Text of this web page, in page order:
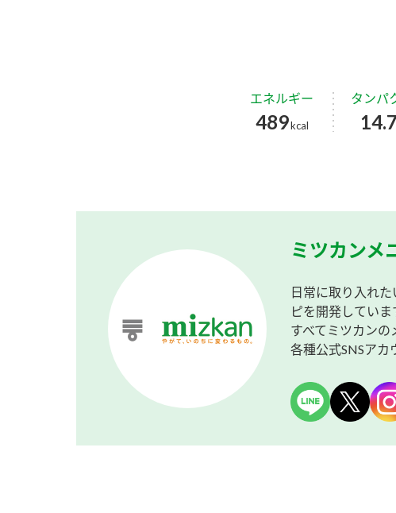
エネルギー
489kcal
タンパ
14.7
ミツカンメ
日常に取り入れ
ピを開発していま
すべてミツカンの
各種公式SNSアカ